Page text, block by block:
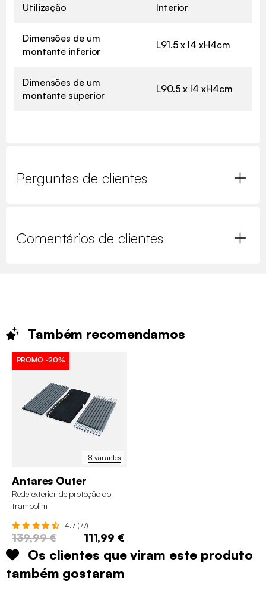
Utilização Interior
Dimensões de um
montante inferior
L91.5 x l4 xH4cm
Dimensões de um
montante superior
L90.5 x l4 xH4cm
Perguntas de clientes
Comentários de clientes
Também recomendamos
8 variantes
PROMO -20%
Antares Outer
Rede exterior de proteção do
trampolim
4.7 (77)
139,99 € 111,99 €
Os clientes que viram este produto
também gostaram